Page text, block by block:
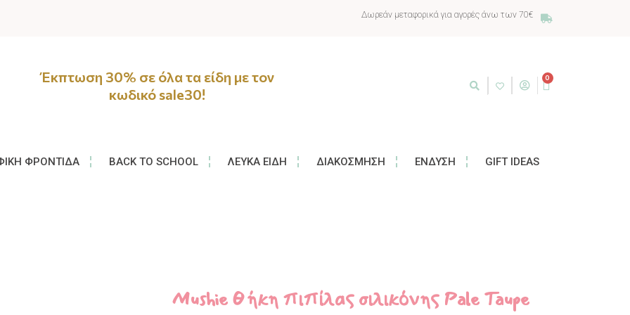
Δωρεάν μεταφορικά για αγορές άνω των 70€
Έκπτωση 30% σε όλα τα είδη με τον
κωδικό sale30!
0
ΦΡΟΝΤΊΔΑ BACK TO SCHOOL ΛΕΥΚΆ ΕΊΔΗ ΔΙΑΚΌΣΜΗΣΗ ΈΝΔΥΣΗ GIFT IDEAS
Mushie Θήκη πιπίλας σιλικόνης Pale Taupe